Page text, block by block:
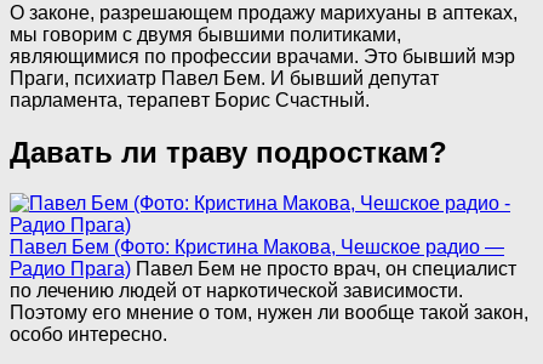
О законе, разрешающем продажу марихуаны в аптеках,
мы говорим с двумя бывшими политиками,
являющимися по профессии врачами. Это бывший мэр
Праги, психиатр Павел Бем. И бывший депутат
парламента, терапевт Борис Счастный.
Давать ли траву подросткам?
Павел Бем (Фото: Кристина Макова, Чешское радио —
Радио Прага) Павел Бем не просто врач, он специалист
по лечению людей от наркотической зависимости.
Поэтому его мнение о том, нужен ли вообще такой закон,
особо интересно.